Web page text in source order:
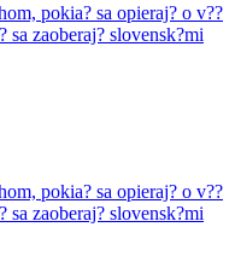
pokia? sa opieraj? o v??
zaoberaj? slovensk?mi
pokia? sa opieraj? o v??
sa zaoberaj? slovensk?mi